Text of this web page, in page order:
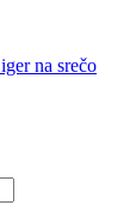
na srečo